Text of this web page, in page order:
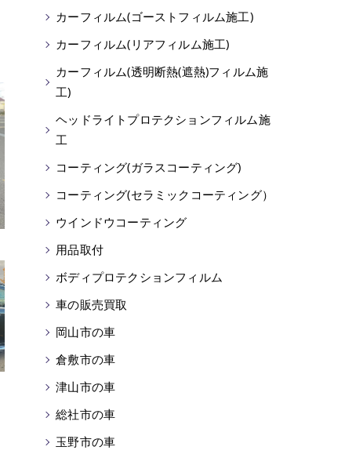
カーフィルム(ゴーストフィルム施工)
カーフィルム(リアフィルム施工)
カーフィルム(透明断熱(遮熱)フィルム施
工)
ヘッドライトプロテクションフィルム施
工
コーティング(ガラスコーティング)
コーティング(セラミックコーティング）
ウインドウコーティング
用品取付
ボディプロテクションフィルム
車の販売買取
岡山市の車
倉敷市の車
津山市の車
総社市の車
玉野市の車